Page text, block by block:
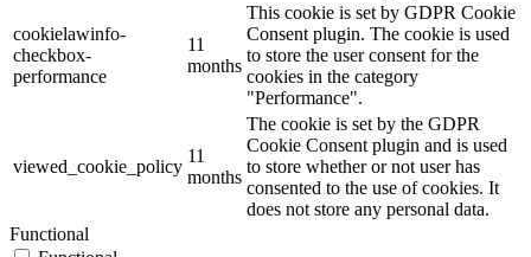
cookielawinfo-
checkbox-
performance
11
months
This cookie is set by GDPR Cookie
Consent plugin. The cookie is used
to store the user consent for the
cookies in the category
"Performance".
viewed_cookie_policy
11
months
The cookie is set by the GDPR
Cookie Consent plugin and is used
to store whether or not user has
consented to the use of cookies. It
does not store any personal data.
Functional